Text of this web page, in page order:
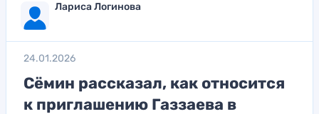
Лариса Логинова
24.01.2026
Сёмин рассказал, как относится
к приглашению Газзаева в